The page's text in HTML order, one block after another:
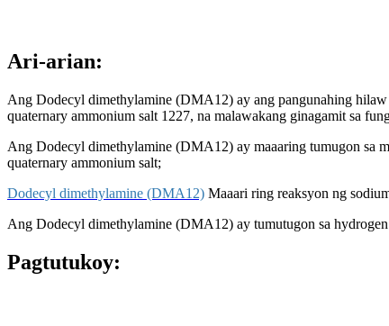
Ari-arian:
Ang Dodecyl dimethylamine (DMA12) ay ang pangunahing hilaw
quaternary ammonium salt 1227, na malawakang ginagamit sa
Ang Dodecyl dimethylamine (DMA12) ay maaaring tumugon sa
quaternary ammonium salt;
Dodecyl dimethylamine (DMA12) Maaari ring reaksyon ng
Ang Dodecyl dimethylamine (DMA12) ay tumutugon sa
Pagtutukoy: